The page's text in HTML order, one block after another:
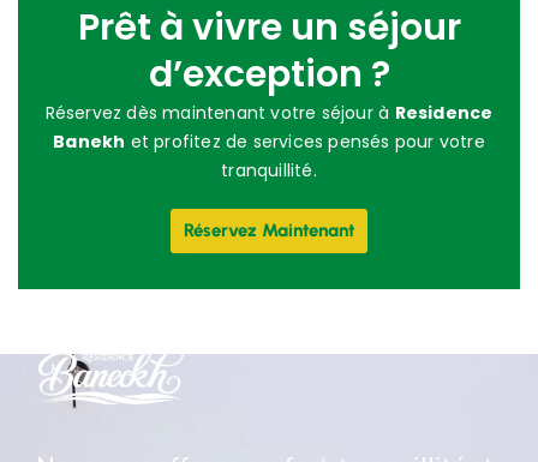
Prêt à vivre un séjour
d’exception ?
Réservez dès maintenant votre séjour à Residence
Banekh et profitez de services pensés pour votre
tranquillité.
Réservez Maintenant